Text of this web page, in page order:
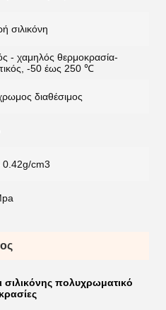
σιλικόνη
- χαμηλός θερμοκρασία-
-50 έως 250 ℃
διαθέσιμος
0.42g/cm3
σιλικόνης πολυχρωματικό